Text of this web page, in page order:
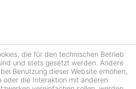
die für den technischen Betrieb
und stets gesetzt werden. Andere
Benutzung dieser Website erhöhen,
oder die Interaktion mit anderen